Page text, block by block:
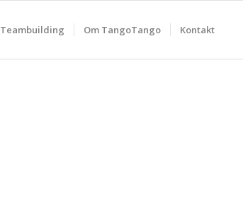
Teambuilding Om TangoTango Kontakt